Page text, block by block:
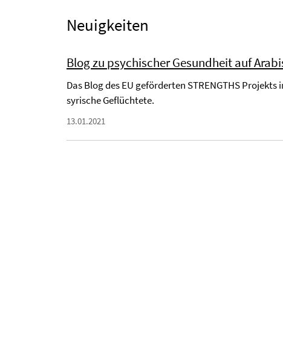
Neuigkeiten
Blog zu psychischer Gesundheit auf
Das Blog des EU geförderten STRENGTHS
syrische Geflüchtete.
13.01.2021